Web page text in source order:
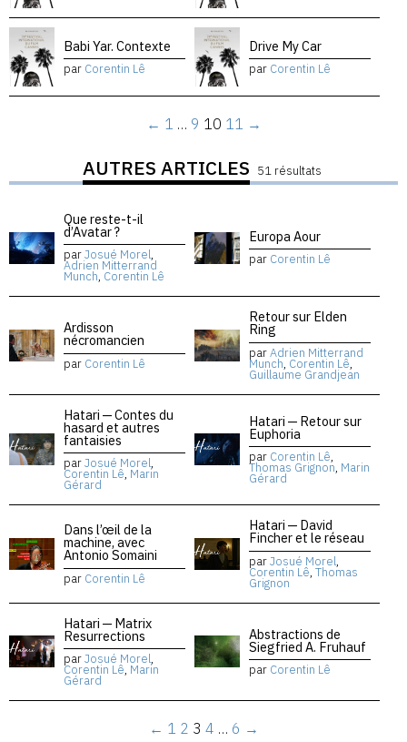
Babi Yar. Contexte
par Corentin Lê
Drive My Car
par Corentin Lê
← 1 … 9 10 11 →
AUTRES ARTICLES 51 résultats
Que reste-t-il
d’Avatar ?
parJosué Morel,
Adrien Mitterrand
Munch, Corentin Lê
Europa Aour
par Corentin Lê
Ardisson
nécromancien
par Corentin Lê
Retour sur Elden
Ring
parAdrien Mitterrand
Munch, Corentin Lê,
Guillaume Grandjean
Hatari — Contes du
hasard et autres
fantaisies
parJosué Morel,
Corentin Lê, Marin
Gérard
Hatari — Retour sur
Euphoria
par Corentin Lê,
Thomas Grignon, Marin
Gérard
Dans l’œil de la
machine, avec
Antonio Somaini
par Corentin Lê
Hatari — David
Fincher et le réseau
parJosué Morel,
Corentin Lê, Thomas
Grignon
Hatari — Matrix
Resurrections
parJosué Morel,
Corentin Lê, Marin
Gérard
Abstractions de
Siegfried A. Fruhauf
par Corentin Lê
← 1 2 3 4 … 6 →